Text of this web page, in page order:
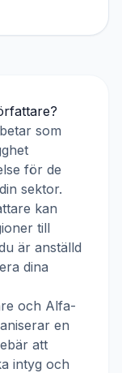
?
som
för de
sektor.
kan
till
är anställd
dina
och Alfa-
en
att
intyg och